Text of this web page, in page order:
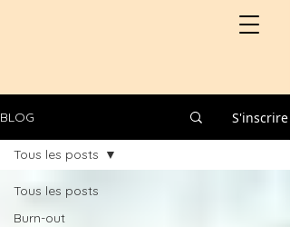
BLOG S'inscrire
Tous les posts
Burn-out
Tous les posts